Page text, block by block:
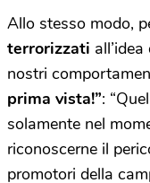
Allo stesso modo,
terrorizzati
nostri
prima vista!”:
solamente nel
riconoscerne il
promotori della